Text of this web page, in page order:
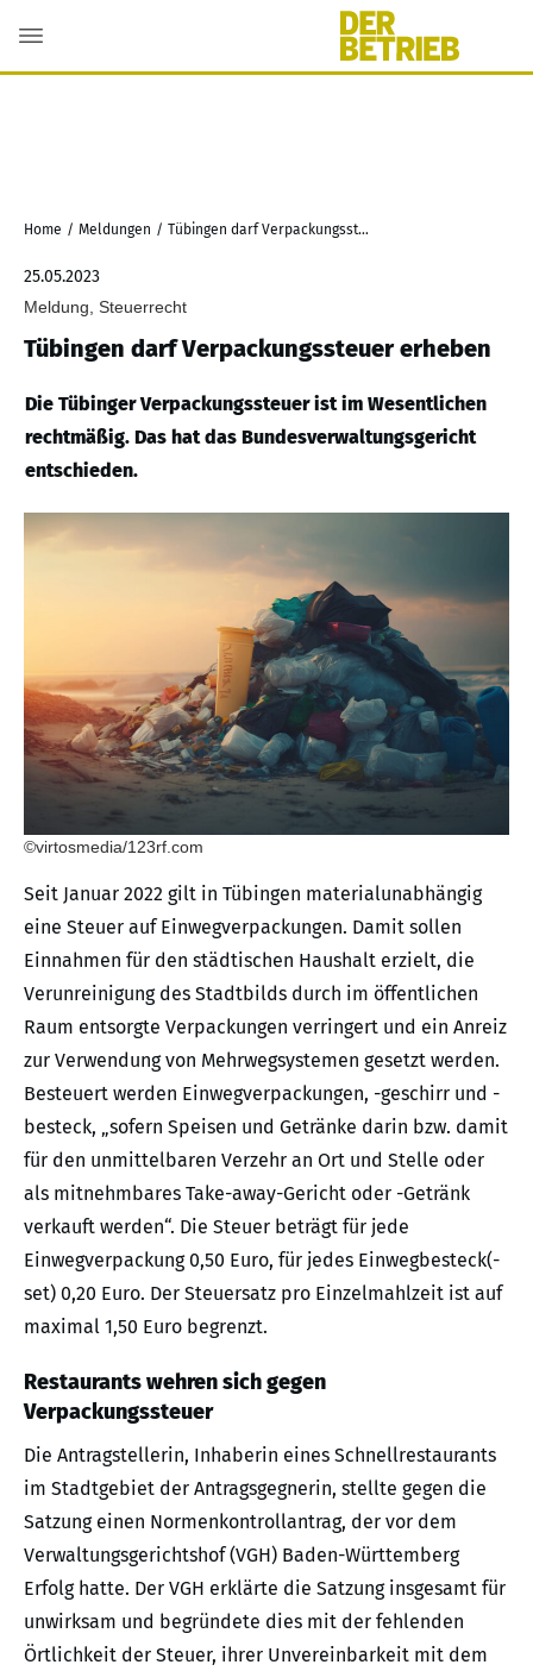
Home / Meldungen / Tübingen darf Verpackungssteuer erheben
25.05.2023
Meldung, Steuerrecht
Tübingen darf Verpackungssteuer erheben
Die Tübinger Verpackungssteuer ist im Wesentlichen
rechtmäßig. Das hat das Bundesverwaltungsgericht
entschieden.
©virtosmedia/123rf.com
Seit Januar 2022 gilt in Tübingen materialunabhängig
eine Steuer auf Einwegverpackungen. Damit sollen
Einnahmen für den städtischen Haushalt erzielt, die
Verunreinigung des Stadtbilds durch im öffentlichen
Raum entsorgte Verpackungen verringert und ein Anreiz
zur Verwendung von Mehrwegsystemen gesetzt werden.
Besteuert werden Einwegverpackungen, -geschirr und -
besteck, „sofern Speisen und Getränke darin bzw. damit
für den unmittelbaren Verzehr an Ort und Stelle oder
als mitnehmbares Take-away-Gericht oder -Getränk
verkauft werden“. Die Steuer beträgt für jede
Einwegverpackung 0,50 Euro, für jedes Einwegbesteck(-
set) 0,20 Euro. Der Steuersatz pro Einzelmahlzeit ist auf
maximal 1,50 Euro begrenzt.
Restaurants wehren sich gegen
Verpackungssteuer
Die Antragstellerin, Inhaberin eines Schnellrestaurants
im Stadtgebiet der Antragsgegnerin, stellte gegen die
Satzung einen Normenkontrollantrag, der vor dem
Verwaltungsgerichtshof (VGH) Baden-Württemberg
Erfolg hatte. Der VGH erklärte die Satzung insgesamt für
unwirksam und begründete dies mit der fehlenden
Örtlichkeit der Steuer, ihrer Unvereinbarkeit mit dem